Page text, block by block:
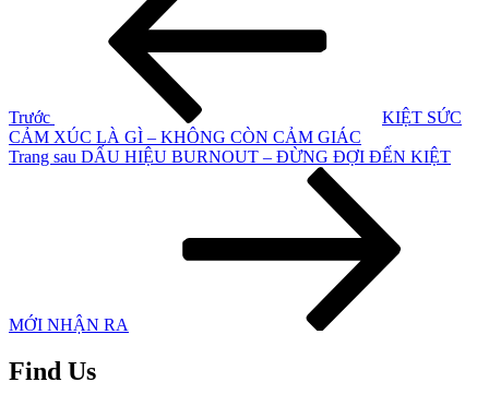
Trước
KIỆT SỨC
CẢM XÚC LÀ GÌ – KHÔNG CÒN CẢM GIÁC
Bài
Trang sau DẤU HIỆU BURNOUT – ĐỪNG ĐỢI ĐẾN KIỆT
MỚI NHẬN RA
Find Us